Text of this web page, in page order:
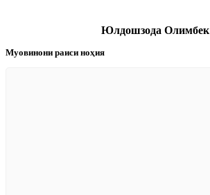
Юлдошзода Олимбек
Муовинони раиси ноҳия